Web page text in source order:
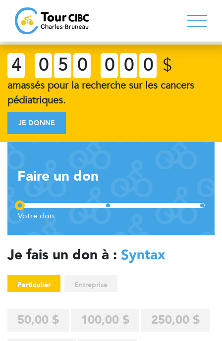
4 0 5 0 0 0 0 $
amassés pour la recherche sur les cancers
pédiatriques.
JE DONNE
Faire un don
Je fais un don à : Syntax
Particulier Entreprise
50,00 $ 100,00 $
250,00 $